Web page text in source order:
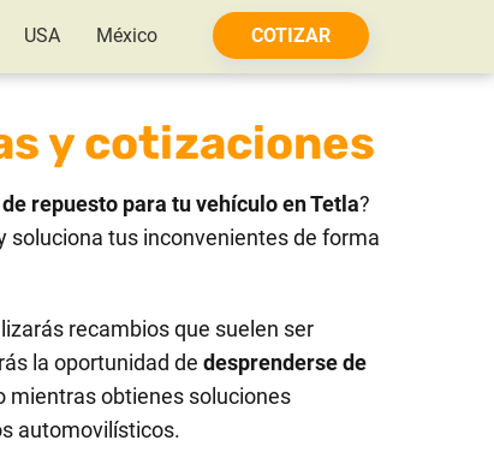
USA México COTIZAR
y cotizaciones
repuesto para tu vehículo en Tetla?
soluciona tus inconvenientes de forma
recambios que suelen ser
la oportunidad de desprenderse de
mientras obtienes soluciones
automovilísticos.